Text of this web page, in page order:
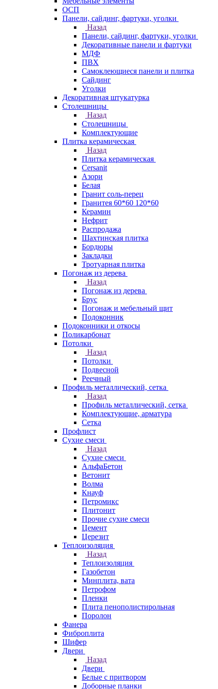
ОСП
Панели, сайдинг, фартуки, уголки
Назад
Панели, сайдинг, фартуки, уголки
Декоративные панели и фартуки
МДФ
ПВХ
Самоклеющиеся панели и плитка
Сайдинг
Уголки
Декоративная штукатурка
Столешницы
Назад
Столешницы
Комплектующие
Плитка керамическая
Назад
Плитка керамическая
Cersanit
Азори
Белая
Гранит соль-перец
Гранитея 60*60 120*60
Керамин
Нефрит
Распродажа
Шахтинская плитка
Бордюры
Закладки
Тротуарная плитка
Погонаж из дерева
Назад
Погонаж из дерева
Брус
Погонаж и мебельный щит
Подоконник
Подоконники и откосы
Поликарбонат
Потолки
Назад
Потолки
Подвесной
Реечный
Профиль металлический, сетка
Назад
Профиль металлический, сетка
Комплектующие, арматура
Сетка
Профлист
Сухие смеси
Назад
Сухие смеси
АльфаБетон
Ветонит
Волма
Кнауф
Петромикс
Плитонит
Прочие сухие смеси
Цемент
Церезит
Теплоизоляция
Назад
Теплоизоляция
Газобетон
Минплита, вата
Петрофом
Пленки
Плита пенополистирольная
Поролон
Фанера
Фиброплита
Шифер
Двери
Назад
Двери
Белые с притвором
Доборные планки